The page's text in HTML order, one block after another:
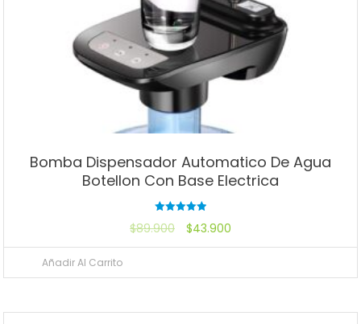
Bomba Dispensador Automatico De Agua
Botellon Con Base Electrica
Valorado
con
de 5
$89.900 $43.900
Añadir Al Carrito